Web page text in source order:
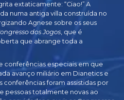
grita extaticamente: “Ciao!” A
numa antiga villa construída no
Agnese sobre os seus
dos Jogos , que é
que abrange toda a
conferências especiais em que
avanço miliário em Dianetics e
conferências foram assistidas por
pessoas totalmente novas ao